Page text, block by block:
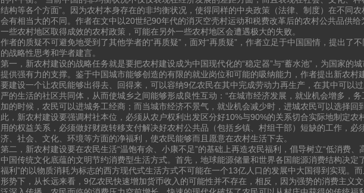
结构等各个方面”。因为农村本身存在的非均衡状况，使得同样的中央政策（法律、制度）在不同农
会有相当大的不同。作者在文中以20世纪90年代的消灭空壳村运动和税费改革后的农村公共品供给
一些农村地区取得成效的农村政策，可能在另外一些农村地区会遭遇极大的失败。
作者的质疑不可避免地受到了其他学者的“再质疑”，面对“再质疑”，作者立足于中国国情，提出了
的战略性思考和学者建言。
第一，新农村建设的战略任务就是要把农村建设成为中国现代化的“稳定器”与“蓄水池”，为国家的
提供强有力的支撑。鉴于中国城市能够创造的有限的就业岗位和可能的吸纳能力，作者提出新农村
要建设一个让农民能够出得去、回得来，可以容纳9亿农民在其中完成劳动力再生产，在其中可以
严的生活的社区共同体，从而使城乡之间能够形成良性互动：“在城市经济发展，就业机会增多，务
加的时候，农民可以进城务工经商；而当城市经济不景气，就业机会减少时，进城农民可以选择回
此，新农村建设要强调村社本位，必须从农户权利出发区分好10%与90%的关系切合实际地制定农
用的权益关系，必须做好财政转移支付解决好农村公共品（包括乡镇、村组干部）短缺的工作，必
济、社会、文化、环境等方面的净福利，使农民能够而且愿意在农村生活下去。
第二，新农村建设要在农民生活“温饱有余、小康不足”的基础上再造农民福利，倡导树立“低消费、
中国传统文化底蕴的文明节约消费型生活方式。首先，地球能源储量和世界各国能源消费结构决定
福利”的以物质消耗为标志的西方现代式生活方式不可能在一个13亿人口的发展中大国得到实现。
形势下，从长远来看，9亿农民快速增加货币收入的可能性并不存在，相反，因为强势的消费主义